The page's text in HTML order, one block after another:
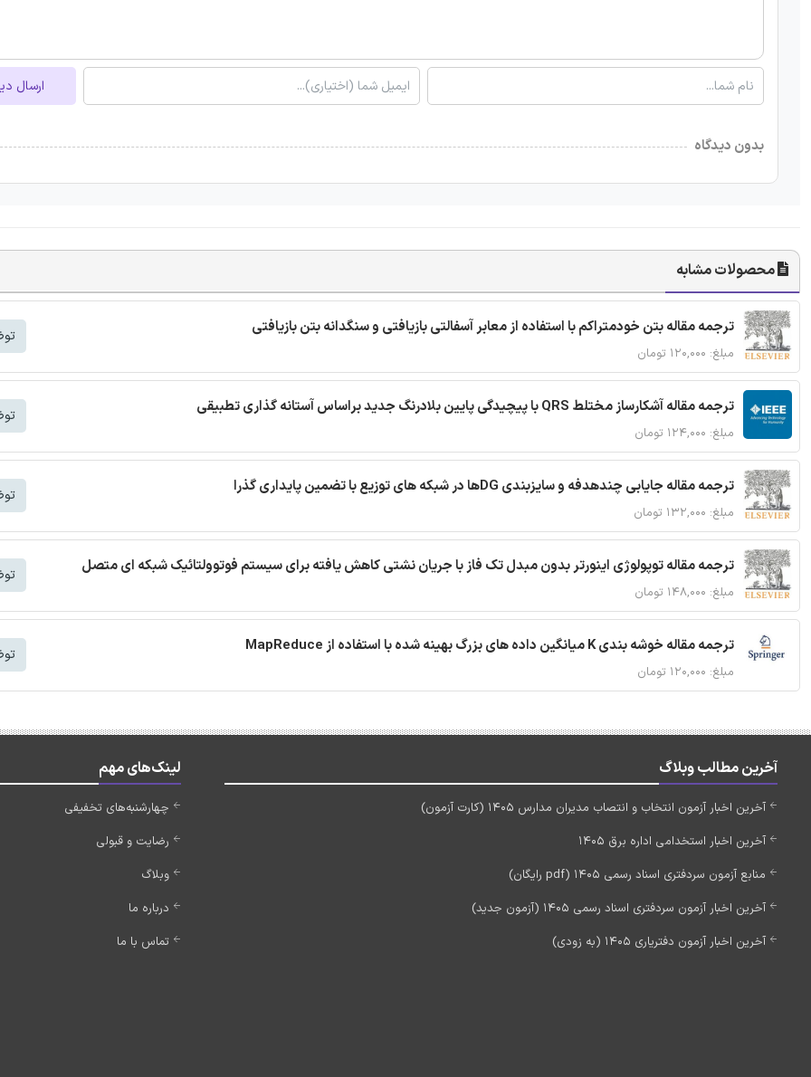
ارسال
بدون دیدگاه
محصولات مشابه
ترجمه مقاله بتن خودمتراکم با استفاده از معابر آسفالتی بازیافتی و سنگدانه بتن بازیافتی
مبلغ: ۱۲۰,۰۰۰ تومان
ترجمه مقاله آشکارساز مختلط QRS با پیچیدگی پایین بلادرنگ جدید براساس آستانه گذاری تطبیقی
مبلغ: ۱۲۴,۰۰۰ تومان
ترجمه مقاله جایابی چندهدفه و سایزبندی DGها در شبکه های توزیع با تضمین پایداری گذرا
مبلغ: ۱۳۲,۰۰۰ تومان
ترجمه مقاله توپولوژی اینورتر بدون مبدل تک فاز با جریان نشتی کاهش یافته برای سیستم فوتوولتائیک شبکه ای متصل
مبلغ: ۱۴۸,۰۰۰ تومان
ترجمه مقاله خوشه بندی K میانگین داده های بزرگ بهینه شده با استفاده از MapReduce
مبلغ: ۱۲۰,۰۰۰ تومان
آخرین مطالب وبلاگ
آخرین اخبار آزمون انتخاب و انتصاب مدیران مدارس 1405 (کارت آزمون)
آخرین اخبار استخدامی اداره برق 1405
منابع آزمون سردفتری اسناد رسمی 1405 (pdf رایگان)
آخرین اخبار آزمون سردفتری اسناد رسمی 1405 (آزمون جدید)
آخرین اخبار آزمون دفتریاری 1405 (به زودی)
لینک‌های مهم
چهارشنبه‌های تخفیفی
رضایت و قبولی
وبلاگ
درباره ما
تماس با ما